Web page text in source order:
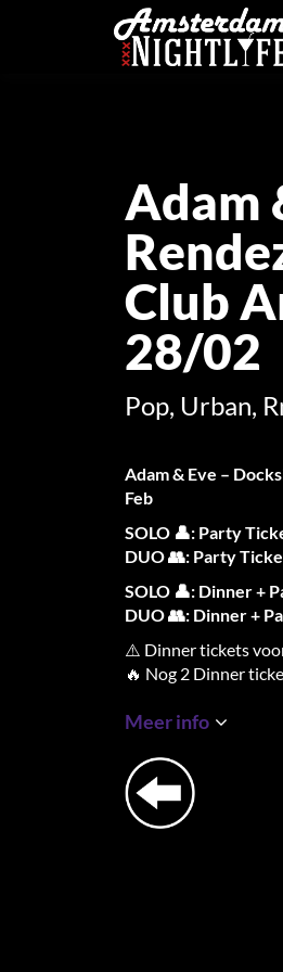
Adam
Club
28/02
Pop, Urban,
Adam & Eve –
Feb
SOLO 👤: Party
DUO 👥: Party
SOLO 👤: Dinner +
DUO 👥: Dinner +
⚠️ Dinner tickets
🔥 Nog 2 Dinner
Op zaterdag 28
Oost.
Meer info